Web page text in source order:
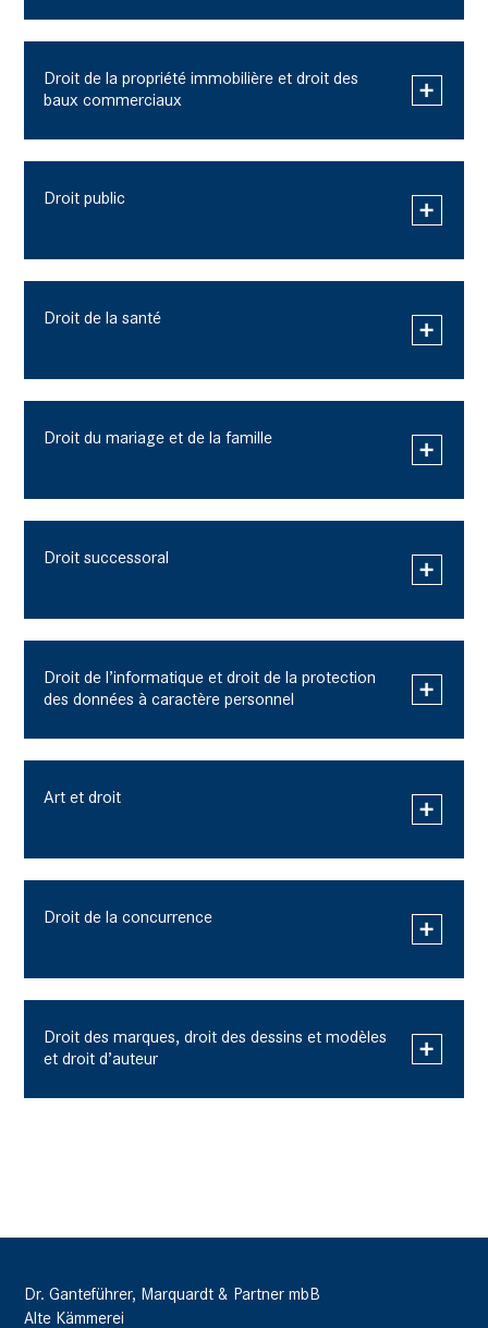
Droit de la propriété immobilière et droit des
baux commerciaux
Droit public
Droit de la santé
Droit du mariage et de la famille
Droit successoral
Droit de l’informatique et droit de la protection
des données à caractère personnel
Art et droit
Droit de la concurrence
Droit des marques, droit des dessins et modèles
et droit d’auteur
Dr. Ganteführer, Marquardt & Partner mbB
Alte Kämmerei